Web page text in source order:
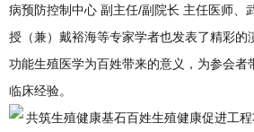
病预防控制中心 副主任/副院长 主任医师、
授（兼）戴裕海等专家学者也发表了精彩的
功能生殖医学为百姓带来的意义，为参会者
临床经验。